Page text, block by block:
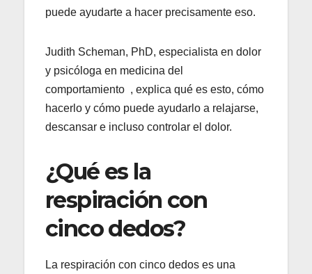
puede ayudarte a hacer precisamente eso.
Judith Scheman, PhD, especialista en dolor
y psicóloga en medicina del
comportamiento , explica qué es esto, cómo
hacerlo y cómo puede ayudarlo a relajarse,
descansar e incluso controlar el dolor.
¿Qué es la
respiración con
cinco dedos?
La respiración con cinco dedos es una